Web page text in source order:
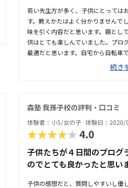
若い先生方が多く、子供にとっては
す。教えかたはよく分かりませんで
味を引く内容だと思います。親とし
供はとても楽しんでいました。プロ
最適だと思います。自宅から自転車
ともできるので通いやすいですが、
配です。明るく広々としていて綺麗
ました。子供が好きそうなキャラク
無料で受講できるのがありがたいで
続き
森塾 我孫子校の評判・口コミ
体験者：小5/女の子 体験日：2020/
★★★★★4.0
子供たちが４日間のプログ
のでとても良かったと思い
子供の感想だと、質問しやすいし優